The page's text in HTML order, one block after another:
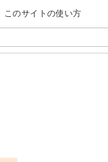
このサイトの使い方